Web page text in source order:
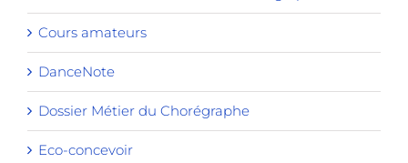
Cours amateurs
DanceNote
Dossier Métier du Chorégraphe
Eco-concevoir